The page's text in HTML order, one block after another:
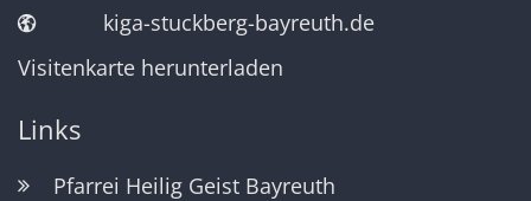
kiga-stuckberg-bayreuth.de
Visitenkarte herunterladen
Links
Pfarrei Heilig Geist Bayreuth